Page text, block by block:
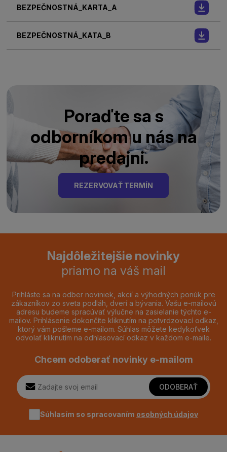
BEZPEČNOSTNÁ_KARTA_A
BEZPEČNOSTNÁ_KATA_B
Poraďte sa s
odborníkom u nás na
predajni.
REZERVOVAŤ TERMÍN
Najdôležitejšie novinky
priamo na váš mail
Prihláste sa na odber noviniek, akcií a výhodných ponúk pre
zákazníkov zo sveta podláh, dverí a bývania. Vašu e-mailovú
adresu budeme spracúvať výlučne na zasielanie týchto e-
mailov. Prihlásenie dokončíte kliknutím na potvrdzovací odkaz,
ktorý vám pošleme e-mailom. Súhlas môžete kedykoľvek
odvolať kliknutím na odhlasovací odkaz v každom e-maile.
Chcem odoberať novinky e-mailom
ODOBERAŤ
Súhlasím so spracovaním osobných údajov